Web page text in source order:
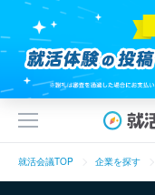
就活会議TOP 企業を探す